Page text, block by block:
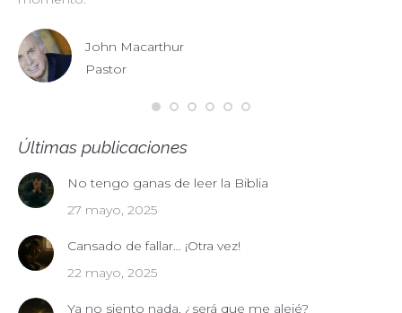
John Macarthur
Pastor
Últimas publicaciones
No tengo ganas de leer la Biblia
27 mayo, 2025
Cansado de fallar… ¡Otra vez!
22 mayo, 2025
Ya no siento nada, ¿será que me alejé?